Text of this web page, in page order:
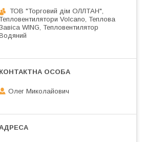
ТОВ "Торговий дім ОЛЛТАН",
Volcano, Теплова
WING, Тепловентилятор
Олег Миколайович